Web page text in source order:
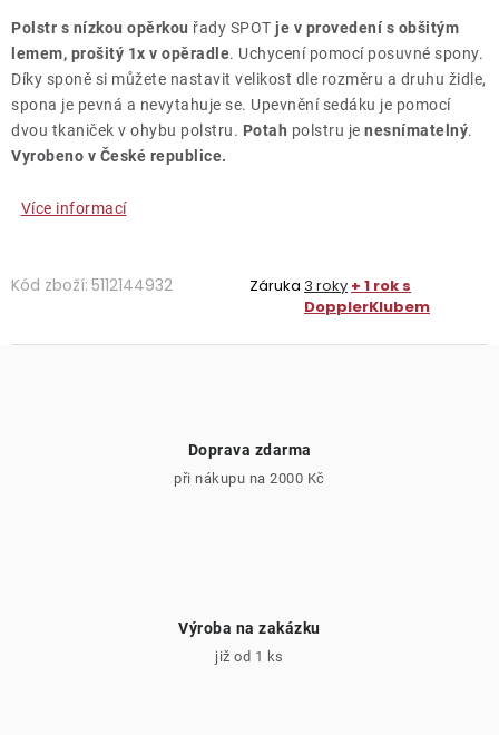
Polstr s nízkou opěrkou řady SPOT je v provedení s obšitým
lemem, prošitý 1x v opěradle. Uchycení pomocí posuvné spony.
Díky sponě si můžete nastavit velikost dle rozměru a druhu židle,
spona je pevná a nevytahuje se. Upevnění sedáku je pomocí
dvou tkaniček v ohybu polstru. Potah polstru je nesnímatelný.
Vyrobeno v České republice.
Více informací
Kód zboží: 5112144932 Záruka 3 roky + 1 rok s
DopplerKlubem
Doprava zdarma
při nákupu na 2000 Kč
Výroba na zakázku
již od 1 ks